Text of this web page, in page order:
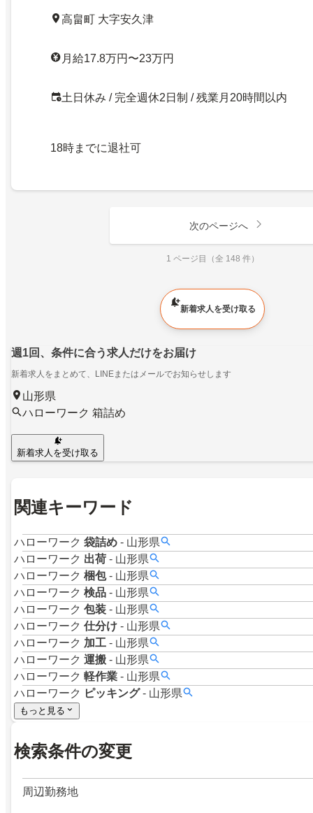
高畠町 大字安久津
月給17.8万円〜23万円
土日休み / 完全週休2日制 / 残業月20時間以内
18時までに退社可
次のページへ
1 ページ目（全 148 件）
新着求人を受け取る
週1回、条件に合う求人だけをお届け
新着求人をまとめて、LINEまたはメールでお知らせします
山形県
ハローワーク 箱詰め
新着求人を受け取る
関連キーワード
ハローワーク 袋詰め - 山形県
ハローワーク 出荷 - 山形県
ハローワーク 梱包 - 山形県
ハローワーク 検品 - 山形県
ハローワーク 包装 - 山形県
ハローワーク 仕分け - 山形県
ハローワーク 加工 - 山形県
ハローワーク 運搬 - 山形県
ハローワーク 軽作業 - 山形県
ハローワーク ピッキング - 山形県
もっと見る
検索条件の変更
周辺勤務地